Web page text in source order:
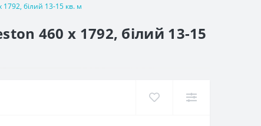
білий 13-15 кв. м
460 x 1792, білий 13-15